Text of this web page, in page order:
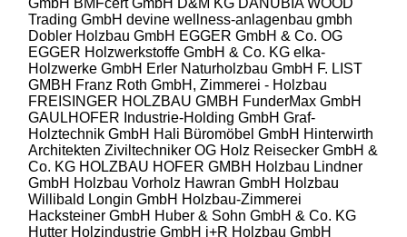
Trading GmbH devine wellness-anlagenbau gmbh
Dobler Holzbau GmbH EGGER GmbH & Co. OG
EGGER Holzwerkstoffe GmbH & Co. KG elka-
Holzwerke GmbH Erler Naturholzbau GmbH F. LIST
GMBH Franz Roth GmbH, Zimmerei - Holzbau
FREISINGER HOLZBAU GMBH FunderMax GmbH
GAULHOFER Industrie-Holding GmbHGraf-
Holztechnik GmbH Hali Büromöbel GmbH Hinterwirth
Architekten Ziviltechniker OG Holz Reisecker GmbH &
Co. KG HOLZBAU HOFER GMBH Holzbau Lindner
GmbH Holzbau Vorholz Hawran GmbH Holzbau
Willibald Longin GmbH Holzbau-Zimmerei
Hacksteiner GmbH Huber & Sohn GmbH & Co. KG
Hutter Holzindustrie GmbH i+R Holzbau GmbH